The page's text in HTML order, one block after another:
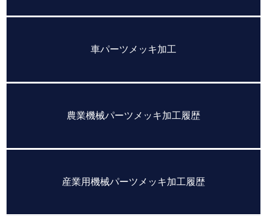
車パーツメッキ加工
農業機械パーツメッキ加工履歴
産業用機械パーツメッキ加工履歴